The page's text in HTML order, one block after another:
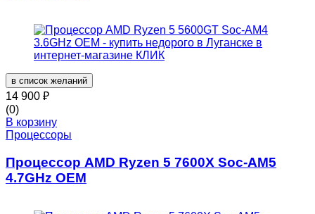
в список желаний
14 900 ₽
(0)
В корзину
Процессоры
Процессор AMD Ryzen 5 7600X Soc-AM5
4.7GHz OEM